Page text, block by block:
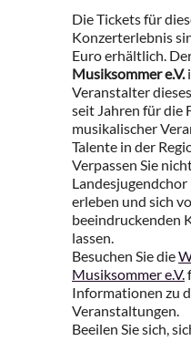
Die Tickets für
Konzerterlebnis
Euro erhältlich.
Musiksommer e.V.
Veranstalter
seit Jahren für die
musikalischer
Talente in der
Verpassen Sie
erleben und sich
beeindruckenden
lassen.
Besuchen Sie die
Musiksommer e.V.
Informationen zu
Veranstaltungen.
Beeilen Sie sich,